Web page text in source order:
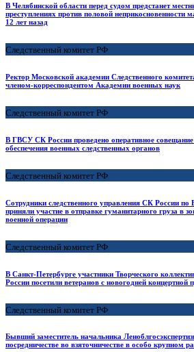
В Челябинской области перед судом предстанет
преступлениях против половой неприкосновенности
12 лет назад
Следственный комитет РФ
Ректор Московской академии Следственного
членом-корреспондентом Академии военных наук
Следственный комитет РФ
В ГВСУ СК России проведено оперативное
обеспечения военных следственных органов
Следственный комитет РФ
Сотрудники следственного управления СК России по
приняли участие в отправке гуманитарного груза в
военной операции
Следственный комитет РФ
В Санкт-Петербурге участники Творческого
России посетили ветеранов с новогодней концертной
Следственный комитет РФ
Бывший заместитель начальника
посредничестве во взяточничестве в особо крупном